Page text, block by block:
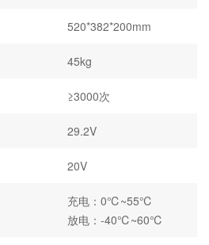
520*382*200mm
45kg
≥3000次
29.2V
20V
充电：0℃~55℃
放电：-40℃~60℃